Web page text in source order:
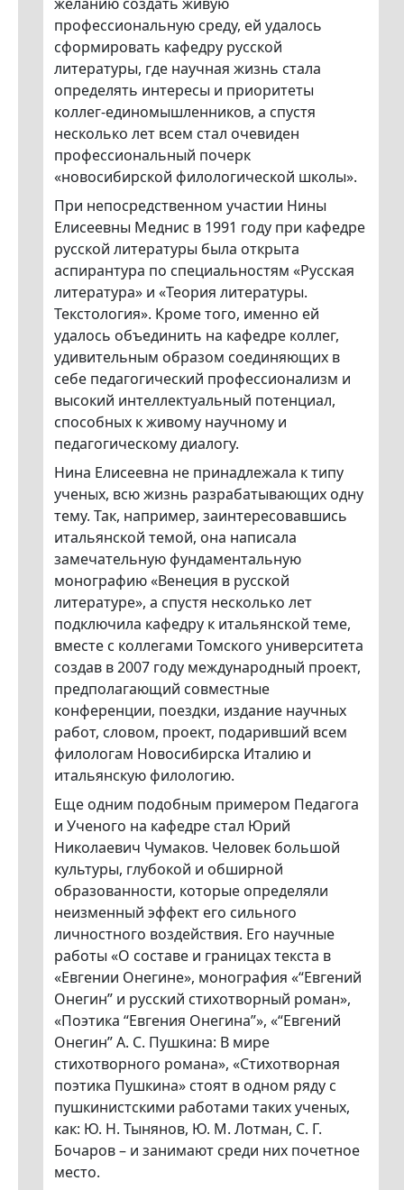
профессиональную среду, ей удалось
сформировать кафедру русской
литературы, где научная жизнь стала
определять интересы и приоритеты
коллег-единомышленников, а спустя
несколько лет всем стал очевиден
профессиональный почерк
«новосибирской филологической школы».
При непосредственном участии Нины
Елисеевны Меднис в 1991 году при кафедре
русской литературы была открыта
аспирантура по специальностям «Русская
литература» и «Теория литературы.
Текстология». Кроме того, именно ей
удалось объединить на кафедре коллег,
удивительным образом соединяющих в
себе педагогический профессионализм и
высокий интеллектуальный потенциал,
способных к живому научному и
педагогическому диалогу.
Нина Елисеевна не принадлежала к типу
ученых, всю жизнь разрабатывающих одну
тему. Так, например, заинтересовавшись
итальянской темой, она написала
замечательную фундаментальную
монографию «Венеция в русской
литературе», а спустя несколько лет
подключила кафедру к итальянской теме,
вместе с коллегами Томского университета
создав в 2007 году международный проект,
предполагающий совместные
конференции, поездки, издание научных
работ, словом, проект, подаривший всем
филологам Новосибирска Италию и
итальянскую филологию.
Еще одним подобным примером Педагога
и Ученого на кафедре стал Юрий
Николаевич Чумаков. Человек большой
культуры, глубокой и обширной
образованности, которые определяли
неизменный эффект его сильного
личностного воздействия. Его научные
работы «О составе и границах текста в
«Евгении Онегине», монография «“Евгений
Онегин” и русский стихотворный роман»,
«Поэтика “Евгения Онегина”», «“Евгений
Онегин” А. С. Пушкина: В мире
стихотворного романа», «Стихотворная
поэтика Пушкина» стоят в одном ряду с
пушкинистскими работами таких ученых,
как: Ю. Н. Тынянов, Ю. М. Лотман, С. Г.
Бочаров – и занимают среди них почетное
место.